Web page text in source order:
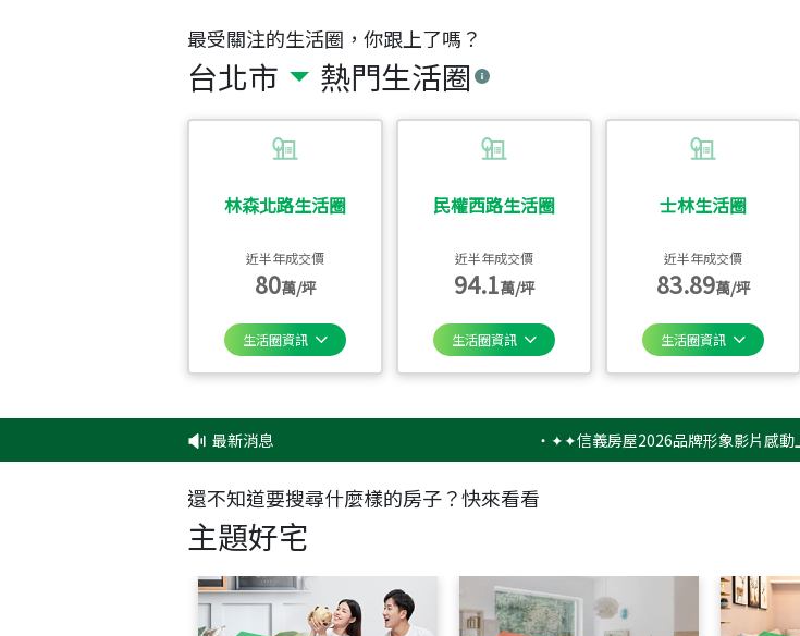
最受關注的生活圈，你跟上了嗎？
台北市 熱門生活圈
林森北路生活圈
近半年成交價
80萬/坪
生活圈資訊
民權西路生活圈
近半年成交價
94.1萬/坪
生活圈資訊
士林生活圈
近半年成交價
83.89萬/坪
生活圈資訊
最新消息 ✦✦信義房屋2026品牌形象影片感動上映✦✦
還不知道要搜尋什麼樣的房子？快來看看
主題好宅